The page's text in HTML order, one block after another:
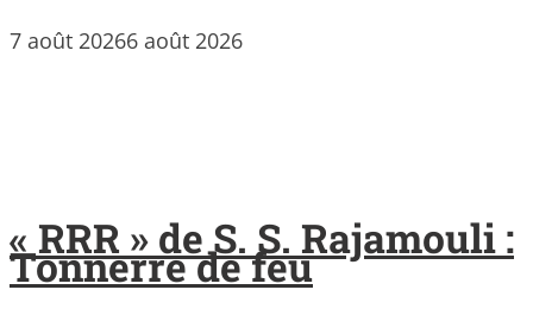
7 août 20266 août 2026
« RRR » de S. S. Rajamouli :
Tonnerre de feu